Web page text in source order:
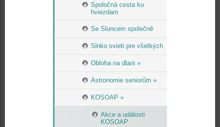
Spoločná cesta ku
hviezdam
Se Sluncem společně
Slnko svieti pre všetkých
Obloha na dlani »
Astronomie seniorům »
KOSOAP »
Akce a události
KOSOAP